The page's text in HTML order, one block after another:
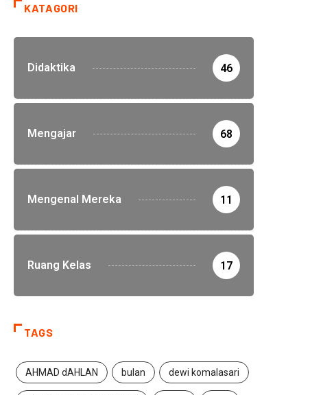
KATAGORI
Didaktika 46
Mengajar 68
Mengenal Mereka 11
Ruang Kelas 17
TAGS
AHMAD dAHLAN bulan dewi komalasari